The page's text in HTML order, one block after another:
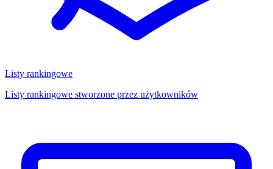
Listy rankingowe
Listy rankingowe stworzone przez użytkowników